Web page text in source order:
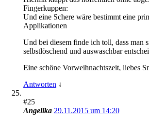
Fingerkuppen:
Und eine Schere wäre bestimmt eine
Applikationen
Und bei diesem finde ich toll, dass man
selbstlöschend und auswaschbar
Eine schöne Vorweihnachtszeit, liebes
Antworten ↓
#25
Angelika 29.11.2015 um 14:20